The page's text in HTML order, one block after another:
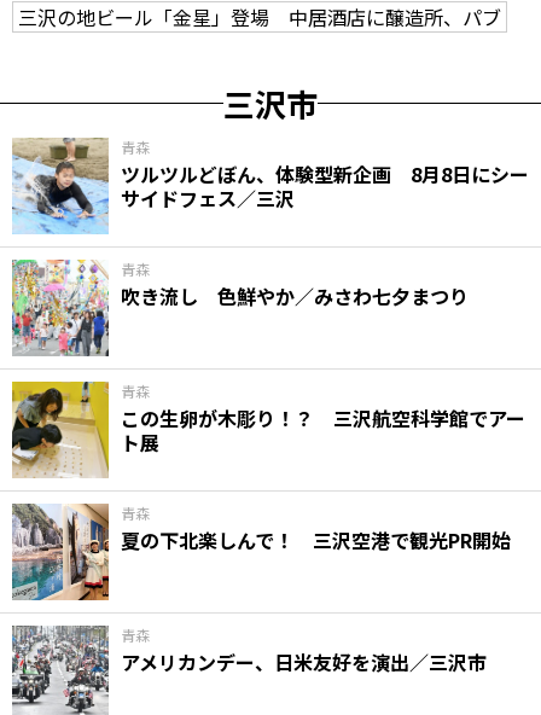
三沢の地ビール「金星」登場 中居酒店に醸造所、パブ
三沢市
青森
ツルツルどぼん、体験型新企画 8月8日にシー
サイドフェス／三沢
青森
吹き流し 色鮮やか／みさわ七夕まつり
青森
この生卵が木彫り！？ 三沢航空科学館でアー
ト展
青森
夏の下北楽しんで！ 三沢空港で観光PR開始
青森
アメリカンデー、日米友好を演出／三沢市